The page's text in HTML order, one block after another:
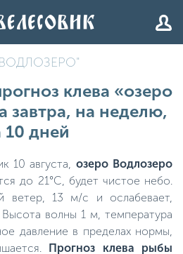
клева «озеро
завтра, на неделю,
10 дней
10 августа, озеро Водлозеро
до 21°C, будет чистое небо.
ветер, 13 м/с и ослабевает,
волны 1 м, температура
давление в пределах нормы,
Прогноз клева рыбы